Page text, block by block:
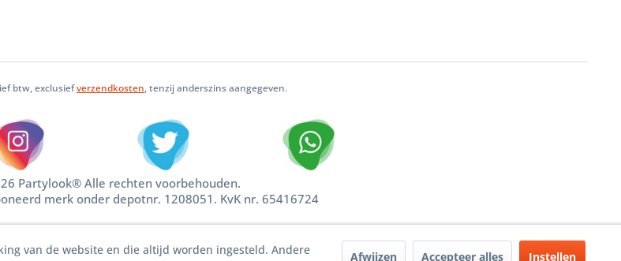
btw, exclusiefverzendkosten, tenzij anderszins aangegeven.
Partylook® Alle rechten voorbehouden.
merk onder depotnr. 1208051. KvK nr. 65416724
van de website en die altijd worden ingesteld. Andere
Afwijzen Accepteer alles Instellen